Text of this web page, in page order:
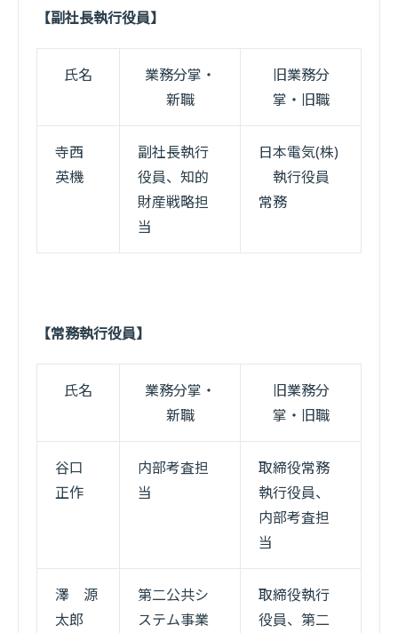
【副社長執行役員】
氏名
業務分掌・
新職
旧業務分
掌・旧職
寺西
英機
副社長執行
役員、知的
財産戦略担
当
日本電気(株)
執行役員
常務
【常務執行役員】
氏名
業務分掌・
新職
旧業務分
掌・旧職
谷口
正作
内部考査担
当
取締役常務
執行役員、
内部考査担
当
澤 源
太郎
第二公共シ
ステム事業
取締役執行
役員、第二